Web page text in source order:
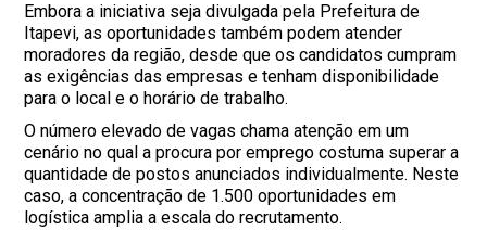
Embora a iniciativa seja divulgada pela Prefeitura de
Itapevi, as oportunidades também podem atender
moradores da região, desde que os candidatos cumpram
as exigências das empresas e tenham disponibilidade
para o local e o horário de trabalho.
O número elevado de vagas chama atenção em um
cenário no qual a procura por emprego costuma superar a
quantidade de postos anunciados individualmente. Neste
caso, a concentração de 1.500 oportunidades em
logística amplia a escala do recrutamento.